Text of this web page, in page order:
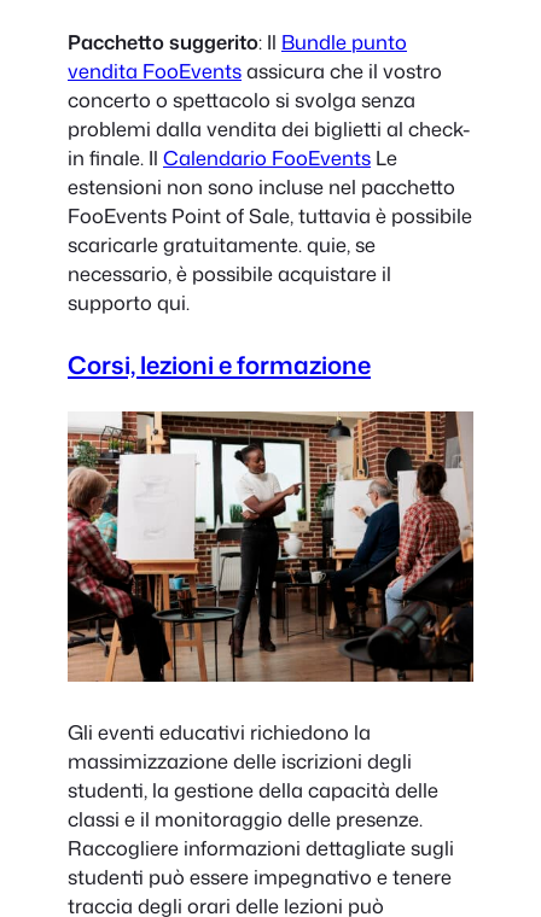
Pacchetto suggerito: Il Bundle punto
vendita FooEventsassicura che il vostro
concerto o spettacolo si svolga senza
problemi dalla vendita dei biglietti al check-
in finale. Il Calendario FooEvents Le
estensioni non sono incluse nel pacchetto
FooEvents Point of Sale, tuttavia è possibile
scaricarle gratuitamente.quie, se
necessario, è possibile acquistare il
supporto qui.
Corsi, lezioni e formazione
Gli eventi educativi richiedono la
massimizzazione delle iscrizioni degli
studenti, la gestione della capacità delle
classi e il monitoraggio delle presenze.
Raccogliere informazioni dettagliate sugli
studenti può essere impegnativo e tenere
traccia degli orari delle lezioni può